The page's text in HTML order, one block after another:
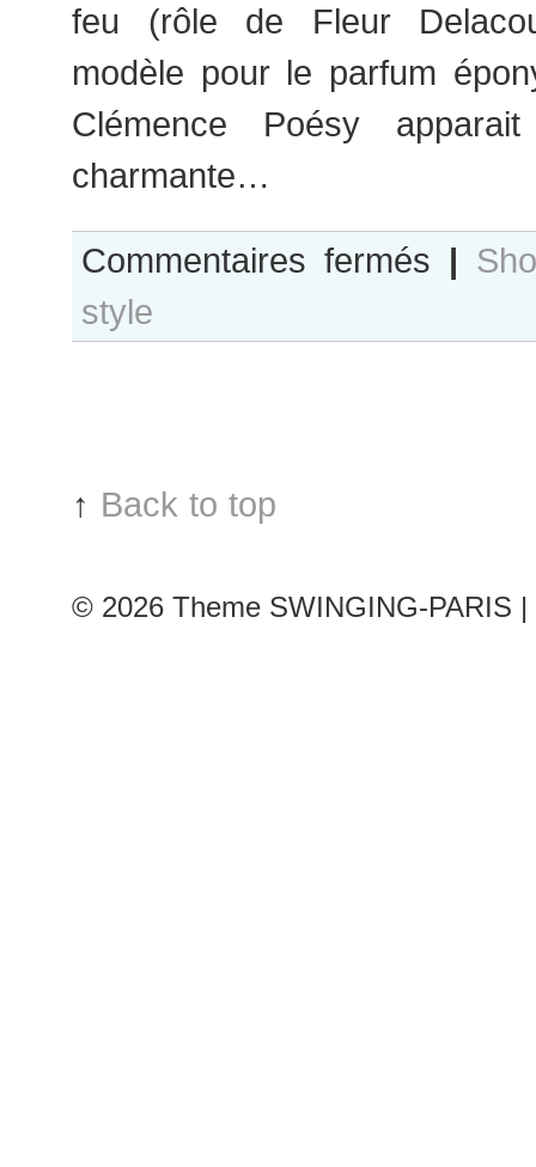
feu (rôle de Fleur
modèle pour le parfum
Clémence Poésy
charmante…
Commentaires fermés Clemence
–
|
style
↑ Back to top
© 2026 Theme SWINGING-PARIS